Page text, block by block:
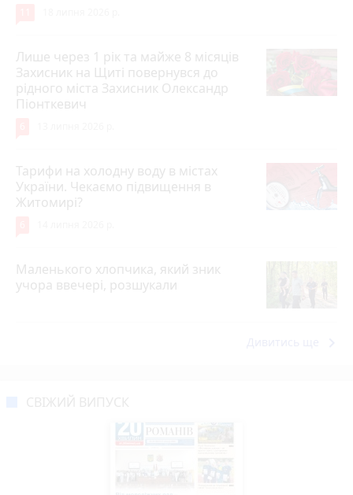
Лише через 1 рік та майже 8 місяців
Захисник на Щиті повернувся до
рідного міста Захисник Олександр
Піонткевич
Тарифи на холодну воду в містах
України. Чекаємо підвищення в
Житомирі?
Маленького хлопчика, який зник
учора ввечері, розшукали